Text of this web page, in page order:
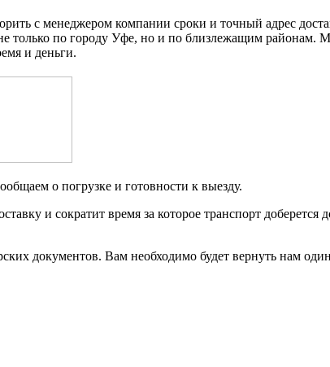
с менеджером компании сроки и точный адрес
только по городу Уфе, но и по близлежащим районам.
и деньги.
о погрузке и готовности к выезду.
и сократит время за которое транспорт
документов. Вам необходимо будет вернуть нам